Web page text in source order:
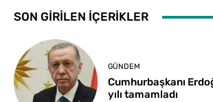
SON GİRİLEN İÇERİKLER
GÜNDEM
Cumhurbaşkanı
yılı tamamladı